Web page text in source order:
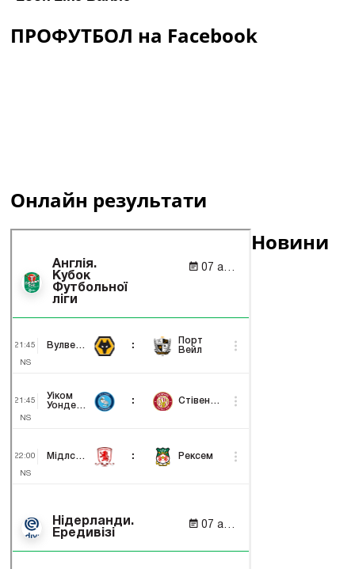
ПРОФУТБОЛ на Facebook
Онлайн результати
Новини